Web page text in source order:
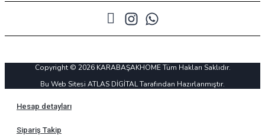
Copyright © 2026 KARABAŞAKHOME Tüm Hakları Saklıdır.
Bu Web Sitesi ATLAS DİGİTAL Tarafından Hazırlanmıştır.
Hesap detayları
Sipariş Takip